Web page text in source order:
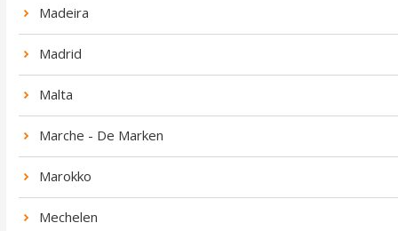
Madeira
Madrid
Malta
Marche - De Marken
Marokko
Mechelen